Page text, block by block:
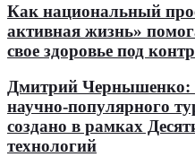
Как национальный
активная жизнь»
свое здоровье под
Дмитрий Чернышенко:
научно-популярного
создано в рамках
технологий